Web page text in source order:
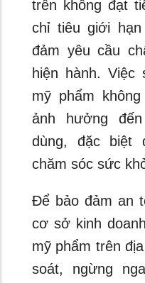
trên không đạt
chỉ tiêu giới
đảm yêu cầu
hiện hành. Việc
mỹ phẩm
ảnh hưởng
dùng, đặc biệt
chăm sóc sức
Để bảo đảm an
cơ sở kinh
mỹ phẩm trên
soát, ngừng